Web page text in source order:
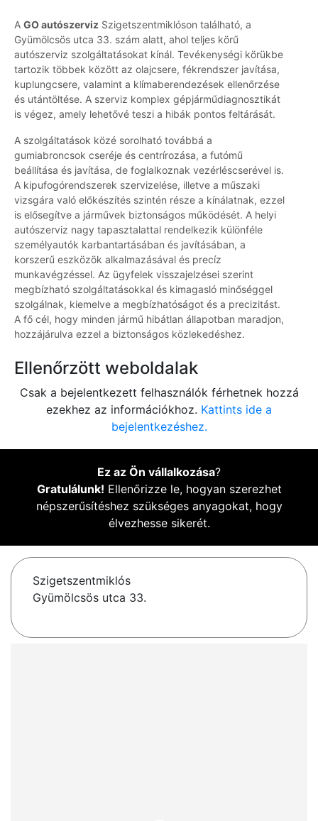
A GO autószerviz Szigetszentmiklóson található, a
Gyümölcsös utca 33. szám alatt, ahol teljes körű
autószerviz szolgáltatásokat kínál. Tevékenységi körükbe
tartozik többek között az olajcsere, fékrendszer javítása,
kuplungcsere, valamint a klímaberendezések ellenőrzése
és utántöltése. A szerviz komplex gépjárműdiagnosztikát
is végez, amely lehetővé teszi a hibák pontos feltárását.
A szolgáltatások közé sorolható továbbá a
gumiabroncsok cseréje és centrírozása, a futómű
beállítása és javítása, de foglalkoznak vezérléscserével is.
A kipufogórendszerek szervizelése, illetve a műszaki
vizsgára való előkészítés szintén része a kínálatnak, ezzel
is elősegítve a járművek biztonságos működését. A helyi
autószerviz nagy tapasztalattal rendelkezik különféle
személyautók karbantartásában és javításában, a
korszerű eszközök alkalmazásával és precíz
munkavégzéssel. Az ügyfelek visszajelzései szerint
megbízható szolgáltatásokkal és kimagasló minőséggel
szolgálnak, kiemelve a megbízhatóságot és a precizitást.
A fő cél, hogy minden jármű hibátlan állapotban maradjon,
hozzájárulva ezzel a biztonságos közlekedéshez.
Ellenőrzött weboldalak
Csak a bejelentkezett felhasználók férhetnek hozzá
ezekhez az információkhoz. Kattints ide a
bejelentkezéshez.
Ez az Ön vállalkozása?
Gratulálunk! Ellenőrizze le, hogyan szerezhet
népszerűsítéshez szükséges anyagokat, hogy
élvezhesse sikerét.
Szigetszentmiklós
Gyümölcsös utca 33.